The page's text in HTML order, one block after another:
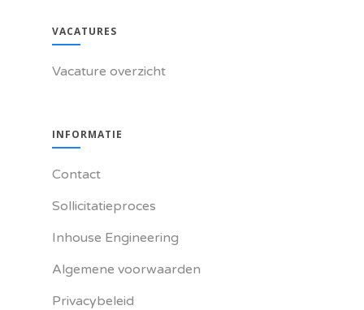
VACATURES
Vacature overzicht
INFORMATIE
Contact
Sollicitatieproces
Inhouse Engineering
Algemene voorwaarden
Privacybeleid